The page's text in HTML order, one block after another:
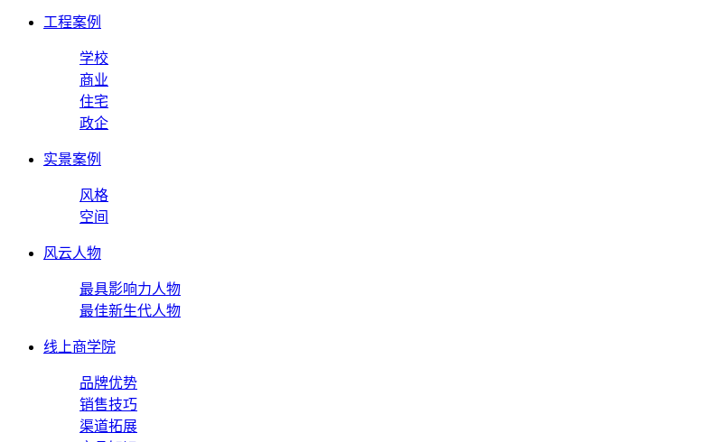
工程案例
学校
商业
住宅
政企
实景案例
风格
空间
风云人物
最具影响力人物
最佳新生代人物
线上商学院
品牌优势
销售技巧
渠道拓展